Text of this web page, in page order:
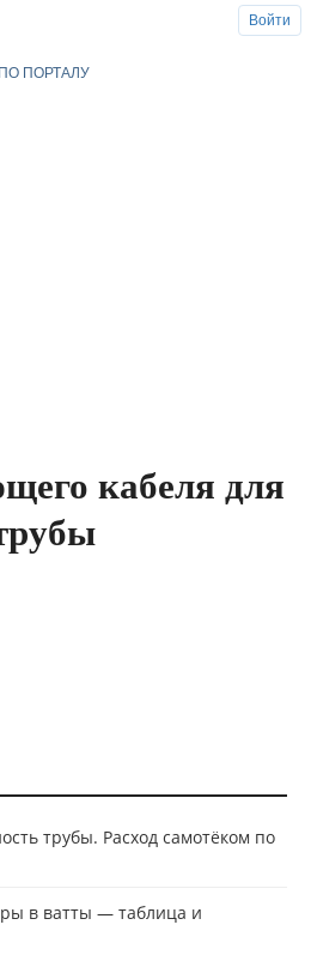
ПОРТАЛУ
кабеля для
трубы. Расход самотёком по
в ватты — таблица и
Войти